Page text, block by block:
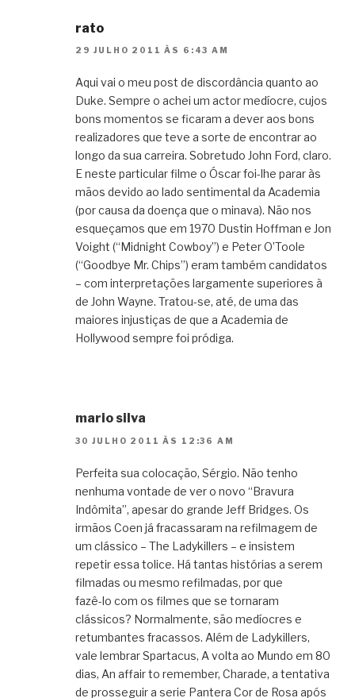
rato
29 JULHO 2011 ÀS 6:43 AM
Aqui vai o meu post de discordância quanto ao
Duke. Sempre o achei um actor medíocre, cujos
bons momentos se ficaram a dever aos bons
realizadores que teve a sorte de encontrar ao
longo da sua carreira. Sobretudo John Ford, claro.
E neste particular filme o Óscar foi-lhe parar às
mãos devido ao lado sentimental da Academia
(por causa da doença que o minava). Não nos
esqueçamos que em 1970 Dustin Hoffman e Jon
Voight (“Midnight Cowboy”) e Peter O’Toole
(“Goodbye Mr. Chips”) eram também candidatos
– com interpretações largamente superiores à
de John Wayne. Tratou-se, até, de uma das
maiores injustiças de que a Academia de
Hollywood sempre foi pródiga.
mario silva
30 JULHO 2011 ÀS 12:36 AM
Perfeita sua colocação, Sérgio. Não tenho
nenhuma vontade de ver o novo “Bravura
Indômita”, apesar do grande Jeff Bridges. Os
irmãos Coen já fracassaram na refilmagem de
um clássico – The Ladykillers – e insistem
repetir essa tolice. Há tantas histórias a serem
filmadas ou mesmo refilmadas, por que
fazê-lo com os filmes que se tornaram
clássicos? Normalmente, são medíocres e
retumbantes fracassos. Além de Ladykillers,
vale lembrar Spartacus, A volta ao Mundo em 80
dias, An affair to remember, Charade, a tentativa
de prosseguir a serie Pantera Cor de Rosa após